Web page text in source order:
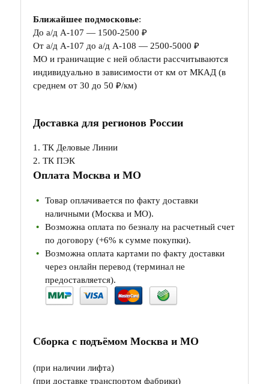
Ближайшее подмосковье:
До а/д А-107 — 1500-2500 ₽
От а/д А-107 до а/д А-108 — 2500-5000 ₽
МО и граничащие с ней области рассчитываются
индивидуально в зависимости от км от МКАД (в
среднем от 30 до 50 ₽/км)
Доставка для регионов России
1. ТК Деловые Линии
2. ТК ПЭК
Оплата Москва и МО
Товар оплачивается по факту доставки
наличными (Москва и МО).
Возможна оплата по безналу на расчетный счет
по договору (+6% к сумме покупки).
Возможна оплата картами по факту доставки
через онлайн перевод (терминал не
предоставляется).
Сборка с подъёмом Москва и МО
(при наличии лифта)
(при доставке транспортом фабрики)